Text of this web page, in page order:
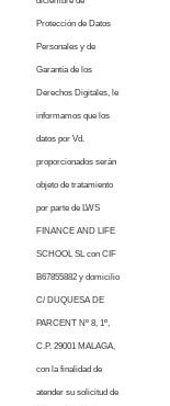
Protección de Datos
Personales y de
Garantía de los
Derechos Digitales, le
informamos que los
datos por Vd.
proporcionados serán
objeto de tratamiento
por parte de LWS
FINANCE AND LIFE
SCHOOL SL con CIF
B67855882 y domicilio
C/ DUQUESA DE
PARCENT Nº 8, 1º,
C.P. 29001 MALAGA,
con la finalidad de
atender su solicitud de